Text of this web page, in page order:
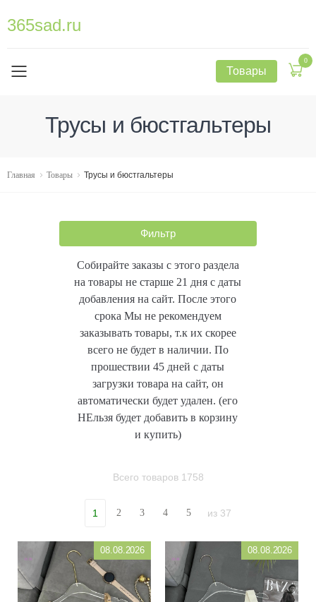
365sad.ru
Товары
0
Трусы и бюстгальтеры
Главная Товары Трусы и бюстгальтеры
Фильтр
Собирайте заказы с этого раздела
на товары не старше 21 дня с даты
добавления на сайт. После этого
срока Мы не рекомендуем
заказывать товары, т.к их скорее
всего не будет в наличии. По
прошествии 45 дней с даты
загрузки товара на сайт, он
автоматически будет удален. (его
НЕльзя будет добавить в корзину
и купить)
Всего товаров 1758
1 2 3 4 5 из 37
08.08.2026 08.08.2026